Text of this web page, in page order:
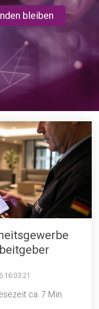
bleiben
16:03:21
ca. 7 Min.